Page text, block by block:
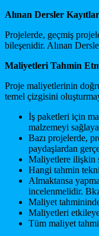
Alınan Dersler Kayıt
Projelerde, geçmiş
bileşenidir. Alınan
Maliyetleri Tahmin
Proje maliyetlerinin
temel çizgisini
İş paketleri için
malzemeyi
Bazı projelerde,
paydaşlardan
Maliyetlere ilişkin
Hangi tahmin
Almaktansa
incelenmelidir.
Maliyet
Maliyetleri
Tüm maliyet